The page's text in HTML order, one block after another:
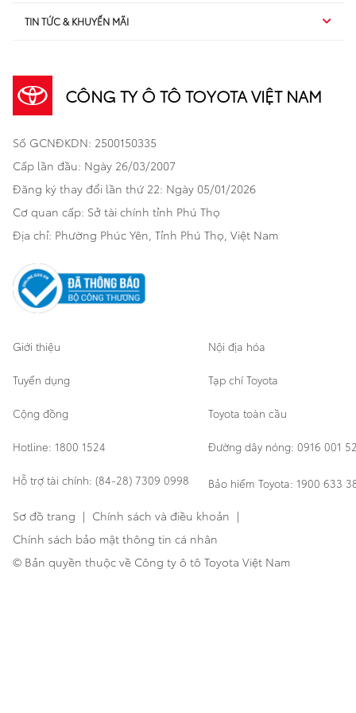
Sedan
Bán tải
Hatchback
Thương mại
Khách hàng dự án
TSS
Dịch vụ sau bán hàng
Bảo hiểm Toyota
Xe đã qua sử dụng
Bảo hành mở rộng
Sản phẩm chính hãng
Cơ sở bảo hành bảo dưỡng
TIN TỨC & KHUYẾN MÃI
Khuyến mãi
Xã hội
Thông tin khác
CÔNG TY Ô TÔ TOYOTA VIỆT NAM
Số GCNĐKDN: 2500150335
Cấp lần đầu: Ngày 26/03/2007
Đăng ký thay đổi lần thứ 22: Ngày 05/01/2026
Cơ quan cấp: Sở tài chính tỉnh Phú Thọ
Địa chỉ: Phường Phúc Yên, Tỉnh Phú Thọ, Việt Nam
Giới thiệu Nội địa hóa
Tuyển dụng Tạp chí Toyota
Cộng đồng Toyota toàn cầu
Hotline: 1800 1524 Đường dây nóng: 0916 001
Hỗ trợ tài chính: (84-28) 7309 0998 Bảo hiểm Toyota: 1900 633
Sơ đồ trang | Chính sách và điều khoản |
Chính sách bảo mật thông tin cá nhân
© Bản quyền thuộc về Công ty ô tô Toyota Việt Nam